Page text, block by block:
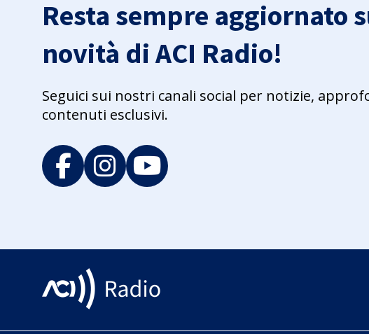
Resta sempre aggiornato
novità di ACI Radio!
Seguici sui nostri canali social per notizie,
contenuti esclusivi.